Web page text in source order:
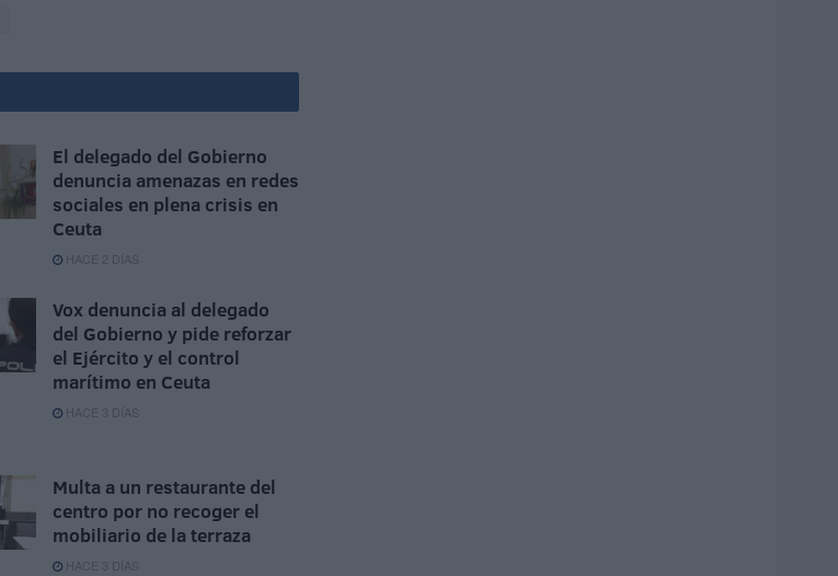
El delegado del Gobierno
denuncia amenazas en redes
sociales en plena crisis en
Ceuta
HACE 2 DÍAS
Vox denuncia al delegado
del Gobierno y pide reforzar
el Ejército y el control
marítimo en Ceuta
HACE 3 DÍAS
Multa a un restaurante del
centro por no recoger el
mobiliario de la terraza
HACE 3 DÍAS